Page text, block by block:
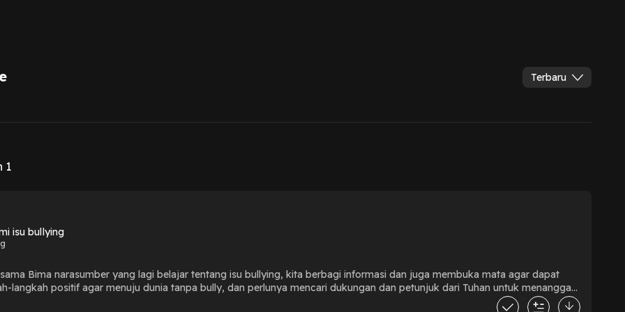
Terbaru
1
isu bullying
Bima narasumber yang lagi belajar tentang isu bullying, kita berbagi informasi dan juga membuka mata agar dapat
langkah positif agar menuju dunia tanpa bully, dan perlunya mencari dukungan dan petunjuk dari Tuhan untuk menanggapi